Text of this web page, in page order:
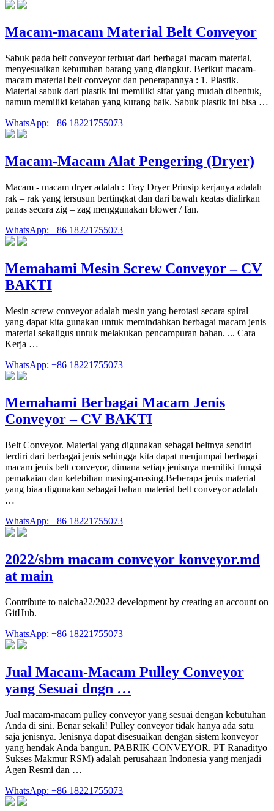
Macam-macam Material Belt Conveyor
Sabuk pada belt conveyor terbuat dari berbagai macam material,
menyesuaikan kebutuhan barang yang diangkut. Berikut macam-
macam material belt conveyor dan penerapannya : 1. Plastik.
Material sabuk dari plastik ini memiliki sifat yang mudah dibentuk,
namun memiliki ketahan yang kurang baik. Sabuk plastik ini bisa …
WhatsApp: +86 18221755073
Macam-Macam Alat Pengering (Dryer)
Macam - macam dryer adalah : Tray Dryer Prinsip kerjanya adalah
rak – rak yang tersusun bertingkat dan dari bawah keatas dialirkan
panas secara zig – zag menggunakan blower / fan.
WhatsApp: +86 18221755073
Memahami Mesin Screw Conveyor – CV
BAKTI
Mesin screw conveyor adalah mesin yang berotasi secara spiral
yang dapat kita gunakan untuk memindahkan berbagai macam jenis
material sekaligus untuk melakukan pencampuran bahan. ... Cara
Kerja …
WhatsApp: +86 18221755073
Memahami Berbagai Macam Jenis
Conveyor – CV BAKTI
Belt Conveyor. Material yang digunakan sebagai beltnya sendiri
terdiri dari berbagai jenis sehingga kita dapat menjumpai berbagai
macam jenis belt conveyor, dimana setiap jenisnya memiliki fungsi
pemakaian dan kelebihan masing-masing.Beberapa jenis material
yang biaa digunakan sebagai bahan material belt conveyor adalah
…
WhatsApp: +86 18221755073
2022/sbm macam conveyor konveyor.md
at main
Contribute to naicha22/2022 development by creating an account on
GitHub.
WhatsApp: +86 18221755073
Jual Macam-Macam Pulley Conveyor
yang Sesuai dngn …
Jual macam-macam pulley conveyor yang sesuai dengan kebutuhan
Anda di sini. Benar sekali! Pulley conveyor tidak hanya ada satu
saja jenisnya. Jenisnya dapat disesuaikan dengan sistem konveyor
yang hendak Anda bangun. PABRIK CONVEYOR. PT Ranadityo
Sukses Makmur RSM) adalah perusahaan Indonesia yang menjadi
Agen Resmi dan …
WhatsApp: +86 18221755073